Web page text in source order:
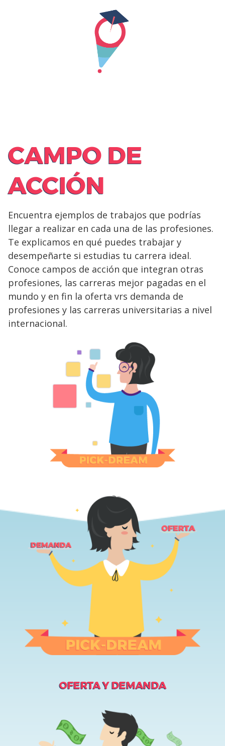
CAMPO DE
ACCIÓN
Encuentra ejemplos de trabajos que podrías
llegar a realizar en cada una de las profesiones.
Te explicamos en qué puedes trabajar y
desempeñarte si estudias tu carrera ideal.
Conoce campos de acción que integran otras
profesiones, las carreras mejor pagadas en el
mundo y en fin la oferta vrs demanda de
profesiones y las carreras universitarias a nivel
internacional.
OFERTA Y DEMANDA